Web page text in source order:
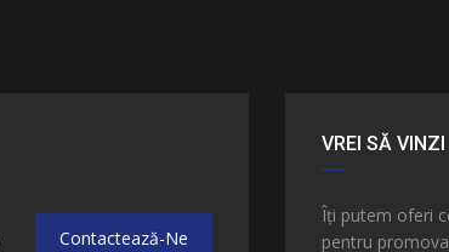
Contactează-Ne
VREI SĂ
Îți putem oferi
pentru